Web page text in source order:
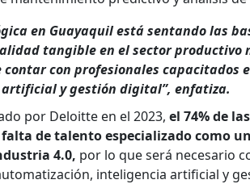
en Guayaquil está sentando las
tangible en el sector
con profesionales capacitados
y gestión digital”, enfatiza.
por Deloitte en el 2023, el 74% de
de talento especializado como
4.0, por lo que será necesario
inteligencia artificial y